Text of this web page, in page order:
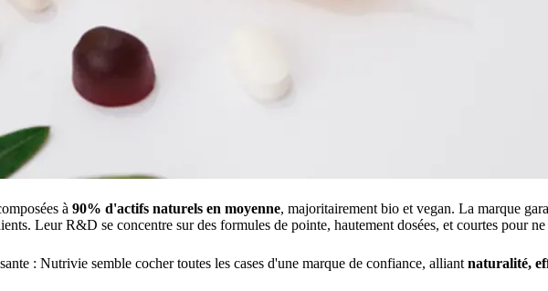
à 90% d'actifs naturels en moyenne, majoritairement bio et vegan. La marque
Leur R&D se concentre sur des formules de pointe, hautement dosées, et courtes pour
: Nutrivie semble cocher toutes les cases d'une marque de confiance, alliant naturalité,